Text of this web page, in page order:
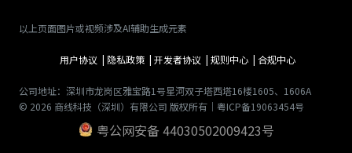
以上页面图片或视频涉及AI辅助生成元素
用户协议 | 隐私政策 | 开发者协议 | 规则中心 | 合规中心
公司地址：深圳市龙岗区雅宝路1号星河双子塔西塔16楼1605、1606A
© 2026 商线科技（深圳）有限公司 版权所有｜粤ICP备19063454号
粤公网安备 44030502009423号